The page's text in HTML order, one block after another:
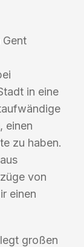
in eine
einen
zu haben.
von
einen
großen